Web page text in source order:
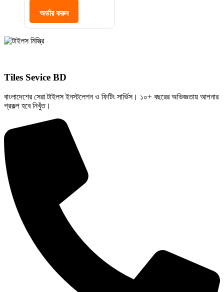
অর্ডার করুন
Tiles Sevice BD
বাংলাদেশের সেরা টাইলস ইনস্টলেশন ও ফিটিং সার্ভিস। ১০+ বছরের অভিজ্ঞতায় আপনার
প্রকল্প হবে নিখুঁত।